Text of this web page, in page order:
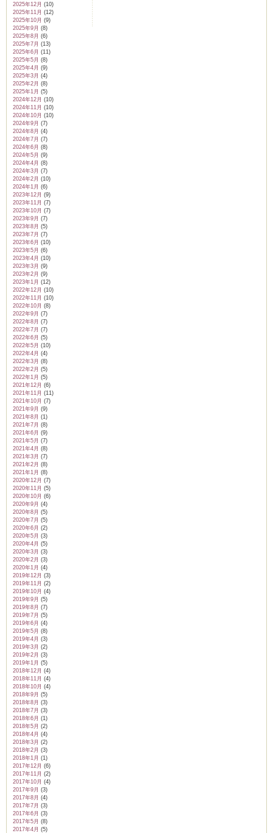
2025年12月 (10)
2025年11月 (12)
2025年10月 (9)
2025年9月 (8)
2025年8月 (6)
2025年7月 (13)
2025年6月 (11)
2025年5月 (8)
2025年4月 (9)
2025年3月 (4)
2025年2月 (8)
2025年1月 (5)
2024年12月 (10)
2024年11月 (10)
2024年10月 (10)
2024年9月 (7)
2024年8月 (4)
2024年7月 (7)
2024年6月 (8)
2024年5月 (9)
2024年4月 (8)
2024年3月 (7)
2024年2月 (10)
2024年1月 (6)
2023年12月 (9)
2023年11月 (7)
2023年10月 (7)
2023年9月 (7)
2023年8月 (5)
2023年7月 (7)
2023年6月 (10)
2023年5月 (6)
2023年4月 (10)
2023年3月 (9)
2023年2月 (9)
2023年1月 (12)
2022年12月 (10)
2022年11月 (10)
2022年10月 (8)
2022年9月 (7)
2022年8月 (7)
2022年7月 (7)
2022年6月 (5)
2022年5月 (10)
2022年4月 (4)
2022年3月 (8)
2022年2月 (5)
2022年1月 (5)
2021年12月 (6)
2021年11月 (11)
2021年10月 (7)
2021年9月 (9)
2021年8月 (1)
2021年7月 (8)
2021年6月 (9)
2021年5月 (7)
2021年4月 (8)
2021年3月 (7)
2021年2月 (8)
2021年1月 (8)
2020年12月 (7)
2020年11月 (5)
2020年10月 (6)
2020年9月 (4)
2020年8月 (5)
2020年7月 (5)
2020年6月 (2)
2020年5月 (3)
2020年4月 (5)
2020年3月 (3)
2020年2月 (3)
2020年1月 (4)
2019年12月 (3)
2019年11月 (2)
2019年10月 (4)
2019年9月 (5)
2019年8月 (7)
2019年7月 (5)
2019年6月 (4)
2019年5月 (8)
2019年4月 (3)
2019年3月 (2)
2019年2月 (3)
2019年1月 (5)
2018年12月 (4)
2018年11月 (4)
2018年10月 (4)
2018年9月 (5)
2018年8月 (3)
2018年7月 (3)
2018年6月 (1)
2018年5月 (2)
2018年4月 (4)
2018年3月 (2)
2018年2月 (3)
2018年1月 (1)
2017年12月 (6)
2017年11月 (2)
2017年10月 (4)
2017年9月 (3)
2017年8月 (4)
2017年7月 (3)
2017年6月 (3)
2017年5月 (8)
2017年4月 (5)